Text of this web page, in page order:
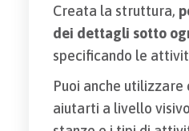
Creata la struttura,
dei dettagli sotto
specificando le
Puoi anche
aiutarti a livello